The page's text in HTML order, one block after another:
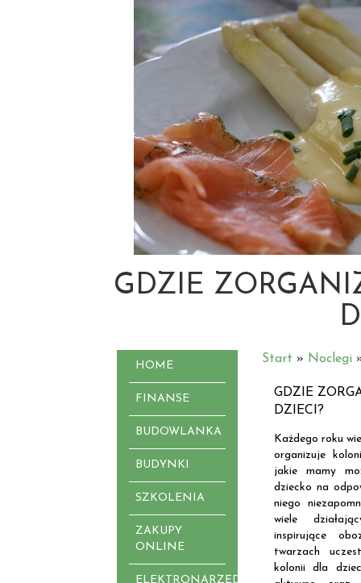
GDZIE
HOME
FINANSE
BUDOWLANKA
BUDYNKI
SZKOLENIA
ZAKUPY
ONLINE
ELEKTRONARZĘDZIA
Start » Noclegi
GDZIE
DZIECI?
Każdego roku
organizuje
jakie mamy
dziecko na
niego
wiele
inspirujące
twarzach
kolonii dla